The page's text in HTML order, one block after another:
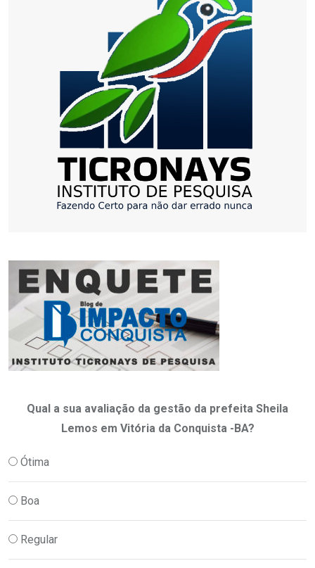
Qual a sua avaliação da gestão da prefeita Sheila
Lemos em Vitória da Conquista -BA?
Ótima
Boa
Regular